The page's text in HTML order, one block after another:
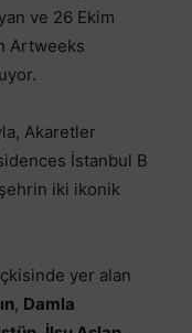
ve 26 Ekim
Artweeks
Akaretler
İstanbul B
iki ikonik
yer alan
, Damla